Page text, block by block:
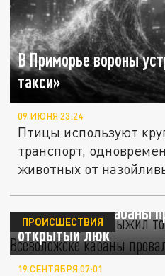
В Приморье вороны
такси»
09 ИЮНЯ 23:24
Птицы используют
транспорт,
животных от
Достали троих, выжил
Всеволожске кабаны
открытый люк
ПРОИСШЕСТВИЯ
19 СЕНТЯБРЯ 07:01